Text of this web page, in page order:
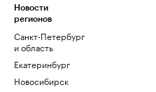
Новости
регионов
Санкт-Петербург
и область
Екатеринбург
Новосибирск